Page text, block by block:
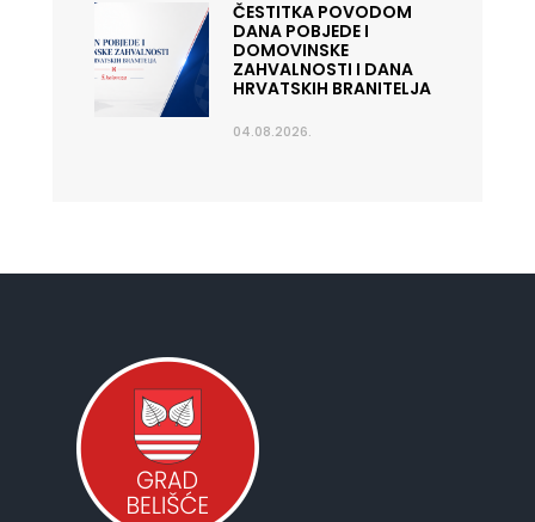
ČESTITKA POVODOM
DANA POBJEDE I
DOMOVINSKE
ZAHVALNOSTI I DANA
HRVATSKIH BRANITELJA
04.08.2026.